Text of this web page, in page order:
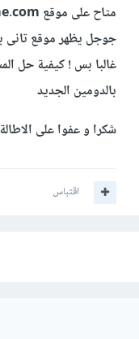
جوجل يظهر موقع تانى
غالبا بس ! كيفية حل
بالدومين الجديد
شكرا و عفوا على الاطالة
اقتباس